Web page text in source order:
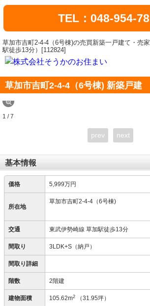
TEL：048-954-
草加市吉町2-4-4（6号棟)の売買新築一戸建て・売
駅徒歩13分）[112824]
草加市吉町2-4-4（6号棟) 新築戸建
1 / 7
prev next
基本情報
価格 5,999万円
所在地
草加市吉町2-4-4（6号棟)
交通 東武伊勢崎線 草加駅徒歩13分
間取り 3LDK+S（納戸）
間取り詳細
階数 2階建
建物面積 105.62m2 （31.95坪）